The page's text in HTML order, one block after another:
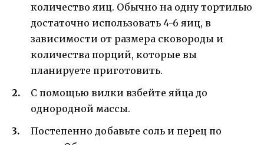
количество яиц. Обычно на одну тортилью
достаточно использовать 4-6 яиц, в
зависимости от размера сковороды и
количества порций, которые вы
планируете приготовить.
С помощью вилки взбейте яйца до
однородной массы.
Постепенно добавьте соль и перец по